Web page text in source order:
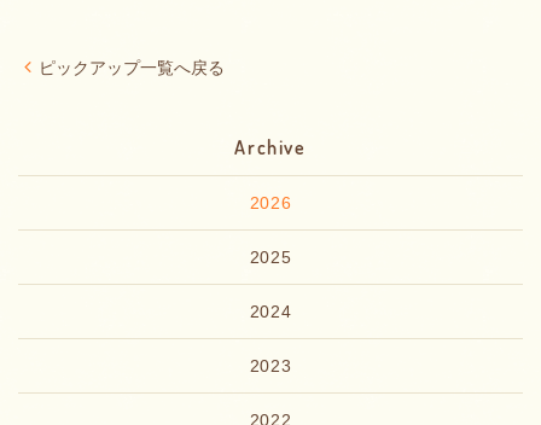
ピックアップ一覧へ戻る
Archive
2026
2025
2024
2023
2022